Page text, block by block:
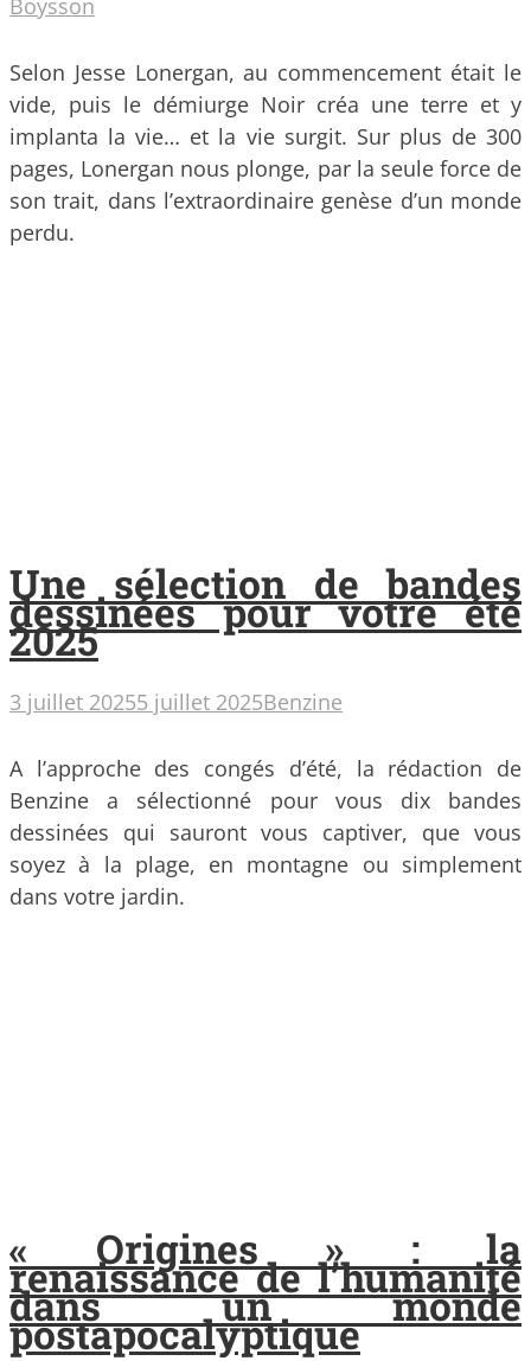
Boysson
Selon Jesse Lonergan, au commencement était le
vide, puis le démiurge Noir créa une terre et y
implanta la vie… et la vie surgit. Sur plus de 300
pages, Lonergan nous plonge, par la seule force de
son trait, dans l’extraordinaire genèse d’un monde
perdu.
Une sélection de bandes
dessinées pour votre été
2025
3 juillet 20255 juillet 2025Benzine
A l’approche des congés d’été, la rédaction de
Benzine a sélectionné pour vous dix bandes
dessinées qui sauront vous captiver, que vous
soyez à la plage, en montagne ou simplement
dans votre jardin.
« Origines » : la
renaissance de l’humanité
dans un monde
postapocalyptique